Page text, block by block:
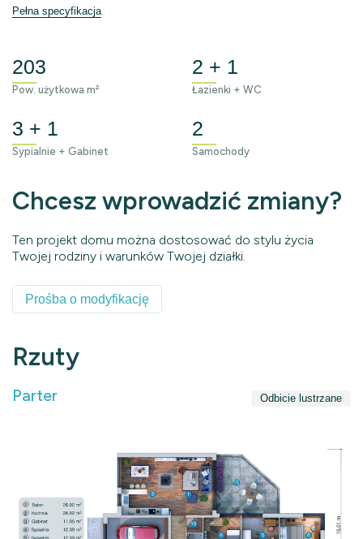
Pełna specyfikacja
203
Pow. użytkowa m²
2 + 1
Łazienki + WC
3 + 1
Sypialnie + Gabinet
2
Samochody
Chcesz wprowadzić zmiany?
Ten projekt domu można dostosować do stylu życia
Twojej rodziny i warunków Twojej działki.
Prośba o modyfikację
Rzuty
Parter Odbicie lustrzane